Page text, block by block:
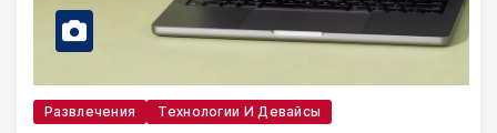
Развлечения Технологии И Девайсы